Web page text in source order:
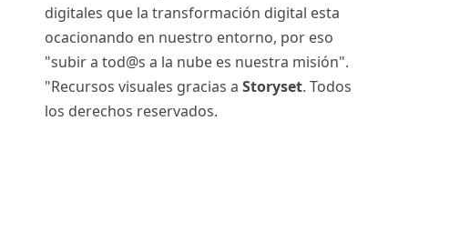
digitales que la transformación digital esta
ocacionando en nuestro entorno, por eso
"subir a tod@s a la nube es nuestra misión".
"Recursos visuales gracias a Storyset. Todos
los derechos reservados.